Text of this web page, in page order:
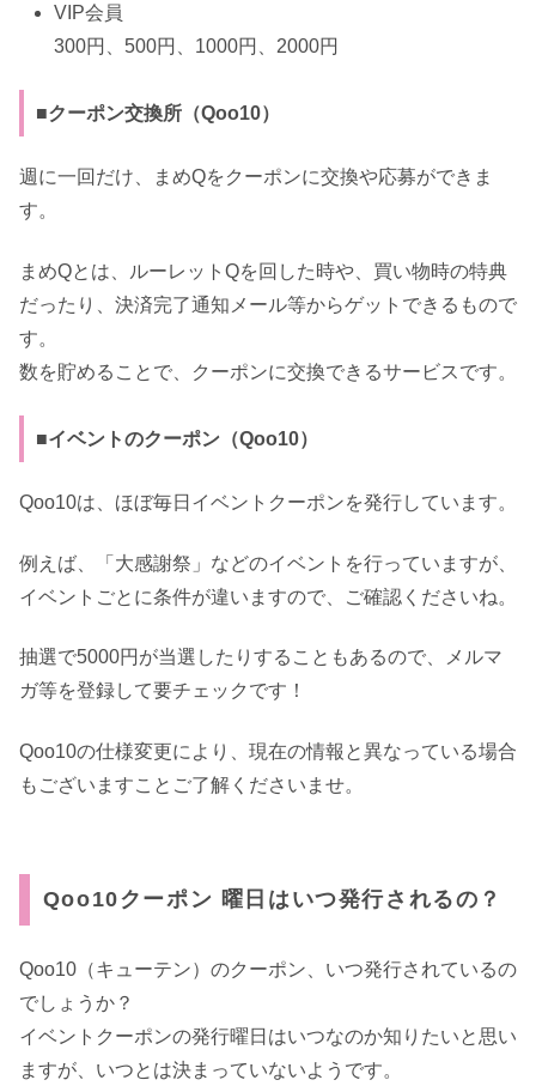
VIP会員
300円、500円、1000円、2000円
■クーポン交換所（Qoo10）
週に一回だけ、まめQをクーポンに交換や応募ができま
す。
まめQとは、ルーレットQを回した時や、買い物時の特典
だったり、決済完了通知メール等からゲットできるもので
す。
数を貯めることで、クーポンに交換できるサービスです。
■イベントのクーポン（Qoo10）
Qoo10は、ほぼ毎日イベントクーポンを発行しています。
例えば、「大感謝祭」などのイベントを行っていますが、
イベントごとに条件が違いますので、ご確認くださいね。
抽選で5000円が当選したりすることもあるので、メルマ
ガ等を登録して要チェックです！
Qoo10の仕様変更により、現在の情報と異なっている場合
もございますことご了解くださいませ。
Qoo10クーポン 曜日はいつ発行されるの？
Qoo10（キューテン）のクーポン、いつ発行されているの
でしょうか？
イベントクーポンの発行曜日はいつなのか知りたいと思い
ますが、いつとは決まっていないようです。